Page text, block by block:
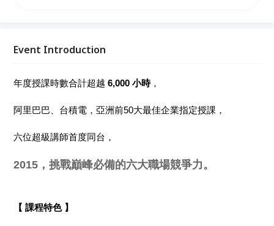
Event Introduction
年度授課時數合計超越6,000 小時，
阿里巴巴、台積電，亞洲前50大最佳企業指定授課，
六位超級講師首度同台，
2015，挑戰巔峰必備的六大職場競爭力。
【 課程特色 】